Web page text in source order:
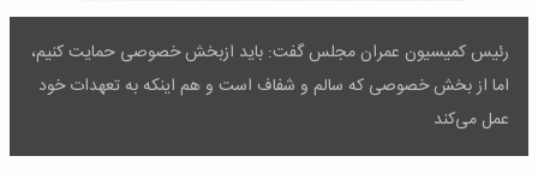
رئیس کمیسیون عمران مجلس گفت: باید ازبخش خصوصی حمایت کنیم،
اما از بخش خصوصی که سالم و شفاف است و هم اینکه به تعهدات خود
عمل می‌کند